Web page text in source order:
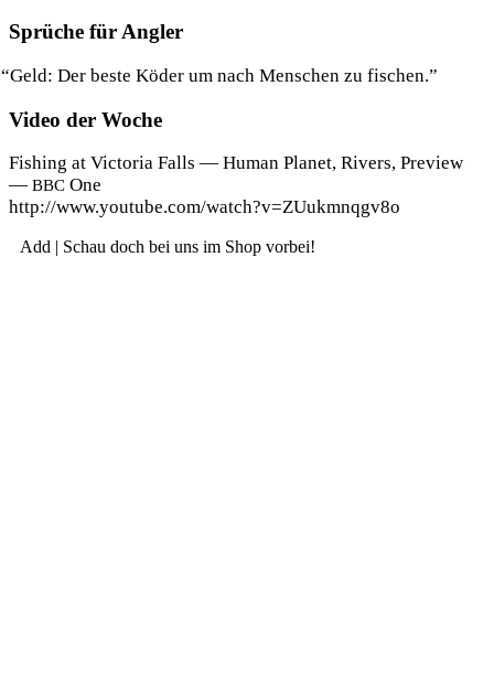
Sprüche für Angler
“Geld: Der bes­te Köder um nach Men­schen zu fischen.”
Video der Woche
Fishing at Vic­to­ria Falls — Human Pla­net, Rivers, Pre­view
— BBC One
http://www.youtube.com/watch?v=ZUukmnqgv8o
Add | Schau doch bei uns im Shop vorbei!